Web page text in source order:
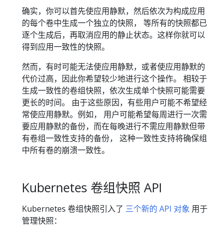
确实，你可以首先使应用静默，然后依次为构成应用
的每个卷中生成一个独立的快照， 等所有的快照都已
逐个生成后，再取消应用的静止状态。这样你就可以
得到应用一致性的快照。
然而，有时可能无法使应用静默，或者使应用静默的
代价过高，因此你希望较少地进行这个操作。 相较于
生成一致性的卷组快照，依次生成单个快照可能需要
更长的时间。 由于这些原因，有些用户可能不希望经
常使应用静默。例如， 用户可能希望每周进行一次需
要应用静默的备份，而在每晚进行不需应用静默但带
有卷组一致性支持的备份， 这种一致性支持将确保组
中所有卷的崩溃一致性。
Kubernetes 卷组快照 API
Kubernetes 卷组快照引入了 三个新的 API 对象 用于
管理快照：